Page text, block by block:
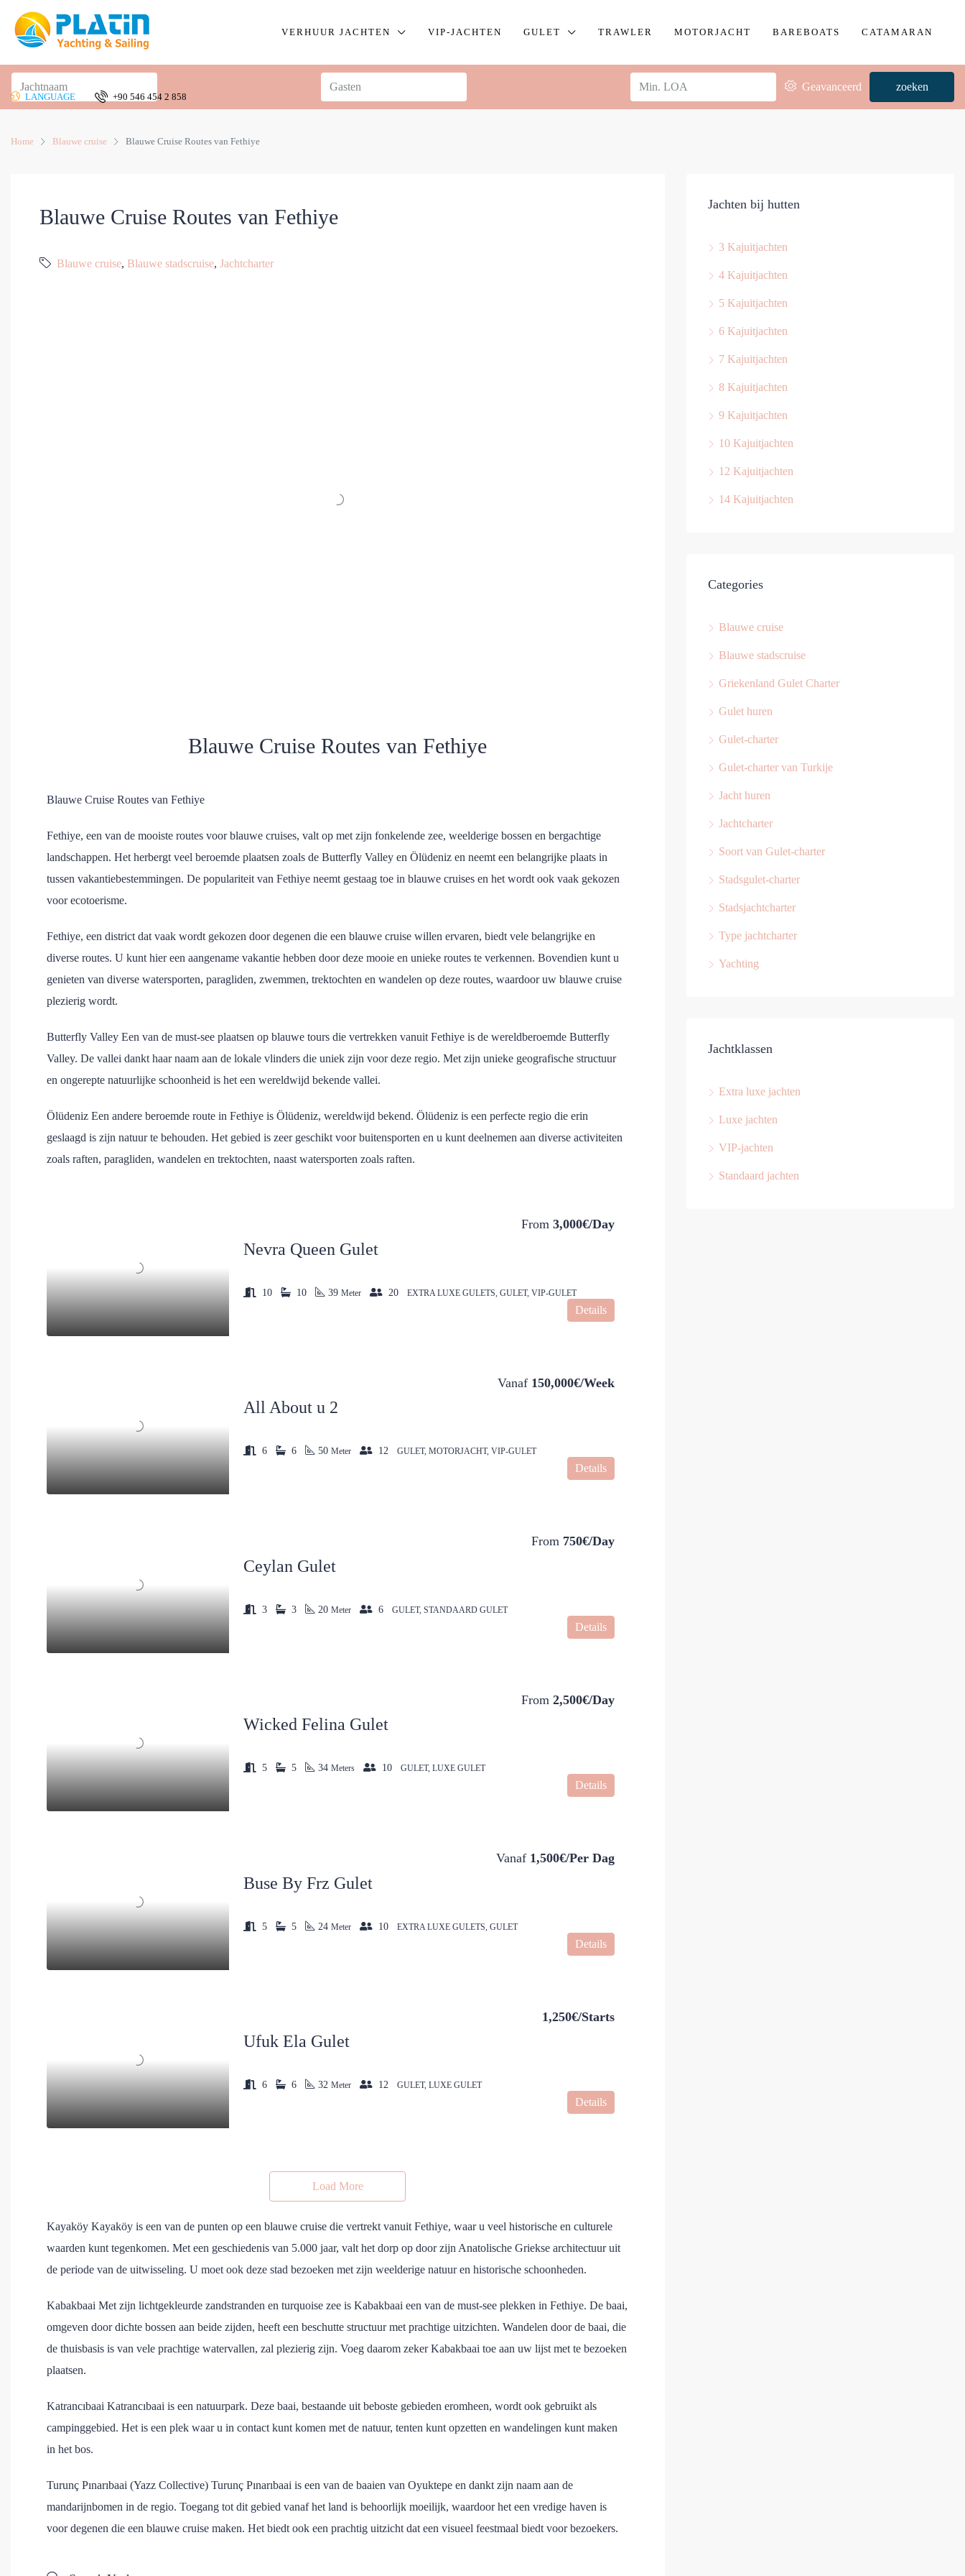
VERHUUR JACHTEN VIP-JACHTEN GULET TRAWLER MOTORJACHT BAREBOATS CATAMARAN
LANGUAGE +90 546 454 2 858
Geavanceerd zoeken
Home Blauwe cruise Blauwe Cruise Routes van Fethiye
Blauwe Cruise Routes van Fethiye
Blauwe cruise, Blauwe stadscruise, Jachtcharter
Blauwe Cruise Routes van Fethiye
Blauwe Cruise Routes van Fethiye
Fethiye, een van de mooiste routes voor blauwe cruises, valt op met zijn fonkelende zee, weelderige bossen en bergachtige
landschappen. Het herbergt veel beroemde plaatsen zoals de Butterfly Valley en Ölüdeniz en neemt een belangrijke plaats in
tussen vakantiebestemmingen. De populariteit van Fethiye neemt gestaag toe in blauwe cruises en het wordt ook vaak gekozen
voor ecotoerisme.
Fethiye, een district dat vaak wordt gekozen door degenen die een blauwe cruise willen ervaren, biedt vele belangrijke en
diverse routes. U kunt hier een aangename vakantie hebben door deze mooie en unieke routes te verkennen. Bovendien kunt u
genieten van diverse watersporten, paragliden, zwemmen, trektochten en wandelen op deze routes, waardoor uw blauwe cruise
plezierig wordt.
Butterfly Valley Een van de must-see plaatsen op blauwe tours die vertrekken vanuit Fethiye is de wereldberoemde Butterfly
Valley. De vallei dankt haar naam aan de lokale vlinders die uniek zijn voor deze regio. Met zijn unieke geografische structuur
en ongerepte natuurlijke schoonheid is het een wereldwijd bekende vallei.
Ölüdeniz Een andere beroemde route in Fethiye is Ölüdeniz, wereldwijd bekend. Ölüdeniz is een perfecte regio die erin
geslaagd is zijn natuur te behouden. Het gebied is zeer geschikt voor buitensporten en u kunt deelnemen aan diverse activiteiten
zoals raften, paragliden, wandelen en trektochten, naast watersporten zoals raften.
Nevra Queen Gulet
From 3,000€/Day
10 10 39 Meter 20 EXTRA LUXE GULETS, GULET, VIP-GULET
Details
All About u 2
Vanaf 150,000€/Week
6 6 50 Meter 12 GULET, MOTORJACHT, VIP-GULET
Details
Ceylan Gulet
From 750€/Day
3 3 20 Meter 6 GULET, STANDAARD GULET
Details
Wicked Felina Gulet
From 2,500€/Day
5 5 34 Meters 10 GULET, LUXE GULET
Details
Buse By Frz Gulet
Vanaf 1,500€/Per Dag
5 5 24 Meter 10 EXTRA LUXE GULETS, GULET
Details
Ufuk Ela Gulet
1,250€/Starts
6 6 32 Meter 12 GULET, LUXE GULET
Details
Load More
Kayaköy Kayaköy is een van de punten op een blauwe cruise die vertrekt vanuit Fethiye, waar u veel historische en culturele
waarden kunt tegenkomen. Met een geschiedenis van 5.000 jaar, valt het dorp op door zijn Anatolische Griekse architectuur uit
de periode van de uitwisseling. U moet ook deze stad bezoeken met zijn weelderige natuur en historische schoonheden.
Kabakbaai Met zijn lichtgekleurde zandstranden en turquoise zee is Kabakbaai een van de must-see plekken in Fethiye. De baai,
omgeven door dichte bossen aan beide zijden, heeft een beschutte structuur met prachtige uitzichten. Wandelen door de baai, die
de thuisbasis is van vele prachtige watervallen, zal plezierig zijn. Voeg daarom zeker Kabakbaai toe aan uw lijst met te bezoeken
plaatsen.
Katrancıbaai Katrancıbaai is een natuurpark. Deze baai, bestaande uit beboste gebieden eromheen, wordt ook gebruikt als
campinggebied. Het is een plek waar u in contact kunt komen met de natuur, tenten kunt opzetten en wandelingen kunt maken
in het bos.
Turunç Pınarıbaai (Yazz Collective) Turunç Pınarıbaai is een van de baaien van Oyuktepe en dankt zijn naam aan de
mandarijnbomen in de regio. Toegang tot dit gebied vanaf het land is behoorlijk moeilijk, waardoor het een vredige haven is
voor degenen die een blauwe cruise maken. Het biedt ook een prachtig uitzicht dat een visueel feestmaal biedt voor bezoekers.
Jachten bij hutten
3 Kajuitjachten
4 Kajuitjachten
5 Kajuitjachten
6 Kajuitjachten
7 Kajuitjachten
8 Kajuitjachten
9 Kajuitjachten
10 Kajuitjachten
12 Kajuitjachten
14 Kajuitjachten
Categories
Blauwe cruise
Blauwe stadscruise
Griekenland Gulet Charter
Gulet huren
Gulet-charter
Gulet-charter van Turkije
Jacht huren
Jachtcharter
Soort van Gulet-charter
Stadsgulet-charter
Stadsjachtcharter
Type jachtcharter
Yachting
Jachtklassen
Extra luxe jachten
Luxe jachten
VIP-jachten
Standaard jachten